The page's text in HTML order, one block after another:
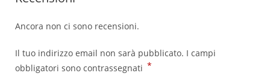
Ancora non ci sono recensioni.
Il tuo indirizzo email non sarà pubblicato. I campi
obbligatori sono contrassegnati *